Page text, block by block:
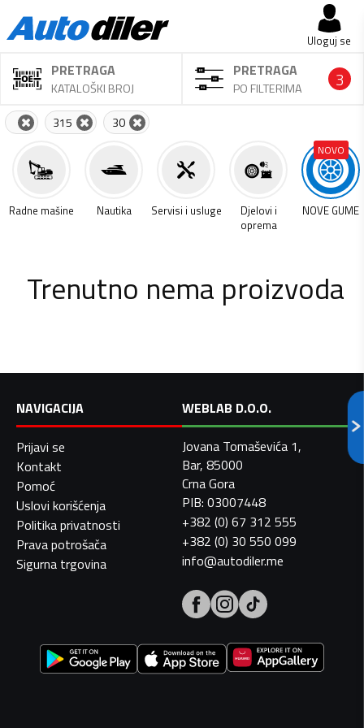
Uloguj se
PRETRAGA
KATALOŠKI BROJ
PRETRAGA
PO FILTERIMA 3
315 30
Radne mašine Nautika Servisi i usluge
Djelovi i
oprema
NOVO
NOVE GUME
Trenutno nema proizvoda
NAVIGACIJA
Prijavi se
Kontakt
Pomoć
Uslovi korišćenja
Politika privatnosti
Prava potrošača
Sigurna trgovina
WEBLAB D.O.O.
Jovana Tomaševića 1,
Bar, 85000
Crna Gora
PIB: 03007448
+382 (0) 67 312 555
+382 (0) 30 550 099
info@autodiler.me